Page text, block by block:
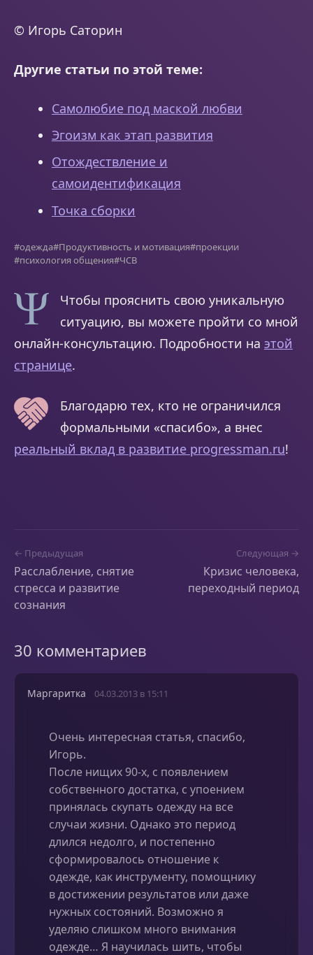
© Игорь Саторин
Другие статьи по этой теме:
Самолюбие под маской любви
Эгоизм как этап развития
Отождествление и
самоидентификация
Точка сборки
#одежда#Продуктивность и мотивация#проекции
#психология общения#ЧСВ
Чтобы прояснить свою уникальную
ситуацию, вы можете пройти со мной
онлайн-консультацию. Подробности на этой
странице.
Благодарю тех, кто не ограничился
формальными «спасибо», а внес
реальный вклад в развитие progressman.ru!
← Предыдущая
Расслабление, снятие
стресса и развитие
сознания
Следующая →
Кризис человека,
переходный период
30 комментариев
Маргаритка 04.03.2013 в 15:11
Очень интересная статья, спасибо,
Игорь.
После нищих 90-х, с появлением
собственного достатка, с упоением
принялась скупать одежду на все
случаи жизни. Однако это период
длился недолго, и постепенно
сформировалось отношение к
одежде, как инструменту, помощнику
в достижении результатов или даже
нужных состояний. Возможно я
уделяю слишком много внимания
одежде… Я научилась шить, чтобы